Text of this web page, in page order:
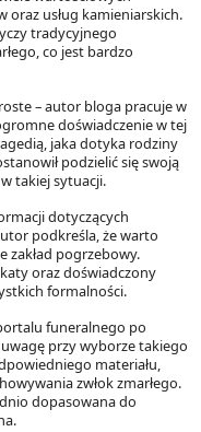
usług kamieniarskich.
tradycyjnego
co jest bardzo
– autor bloga pracuje w
doświadczenie w tej
jaka dotyka rodziny
podzielić się swoją
takiej sytuacji.
dotyczących
podkreśla, że warto
zakład pogrzebowy.
oraz doświadczony
formalności.
funeralnego po
przy wyborze takiego
materiału,
zwłok zmarłego.
dopasowana do